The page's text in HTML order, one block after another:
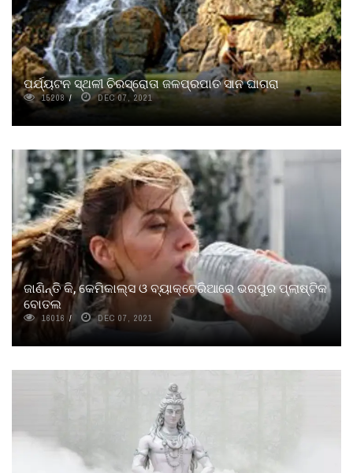
ପର୍ଯ୍ୟଟନ ସ୍ଥଳୀ ଚିରସ୍ରୋତା ଜଳପ୍ରପାତ ସାନ ଘାଗରା
15208 DEC 07, 2021
ଜାଣିନ୍ତି କି, କେମିକାଲ୍ସ ଓ ବ୍ୟାକ୍ଟେରିଆରେ ଭରପୁର ପ୍ଲାଷ୍ଟିକ
ବୋତଲ
16016 DEC 07, 2021